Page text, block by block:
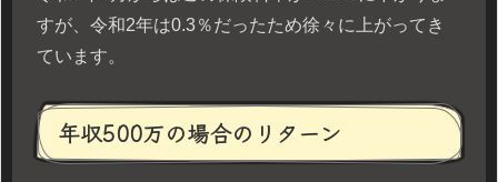
すが、令和2年は0.3％だったため徐々に上がってき
ています。
年収500万の場合のリターン